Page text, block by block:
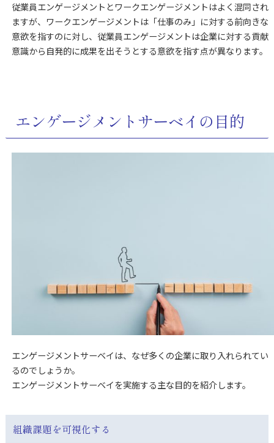
従業員エンゲージメントとワークエンゲージメントはよく混同され
ますが、ワークエンゲージメントは「仕事のみ」に対する前向きな
意欲を指すのに対し、従業員エンゲージメントは企業に対する貢献
意識から自発的に成果を出そうとする意欲を指す点が異なります。
エンゲージメントサーベイの目的
エンゲージメントサーベイは、なぜ多くの企業に取り入れられてい
るのでしょうか。
エンゲージメントサーベイを実施する主な目的を紹介します。
組織課題を可視化する